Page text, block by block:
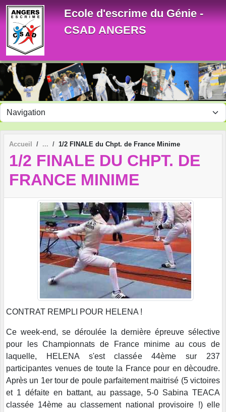
Ecole d'escrime du Génie -
CSAD ANGERS
Accueil 1/2 FINALE du Chpt. de France Minime
1/2 FINALE DU CHPT. DE
FRANCE MINIME
CONTRAT REMPLI POUR HELENA !
Ce week-end, se déroulée la dernière épreuve sélective
pour les Championnats de France minime au cous de
laquelle, HELENA s'est classée 44ème sur 237
participantes venues de toute la France pour en dècoudre.
Après un 1er tour de poule parfaitement maitrisé (5 victoires
et 1 défaite en battant, au passage, 5-0 Sabina TEACA
classée 14ème au classement national provisoire !) elle
Panneau de gestion des cookies